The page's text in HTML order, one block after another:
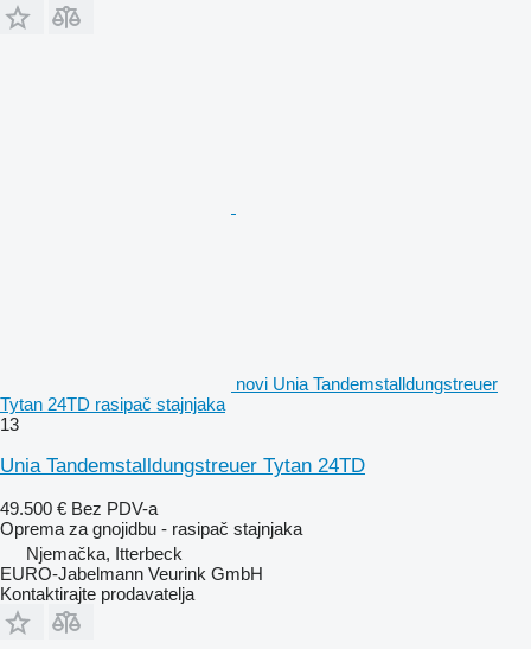
novi Unia Tandemstalldungstreuer
Tytan 24TD rasipač stajnjaka
13
Unia Tandemstalldungstreuer Tytan 24TD
49.500 € Bez PDV-a
Oprema za gnojidbu - rasipač stajnjaka
Njemačka, Itterbeck
EURO-Jabelmann Veurink GmbH
Kontaktirajte prodavatelja